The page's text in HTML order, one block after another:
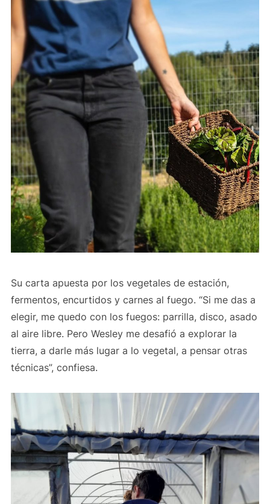
Su carta apuesta por los vegetales de estación,
fermentos, encurtidos y carnes al fuego. “Si me das a
elegir, me quedo con los fuegos: parrilla, disco, asado
al aire libre. Pero Wesley me desafió a explorar la
tierra, a darle más lugar a lo vegetal, a pensar otras
técnicas”, confiesa.